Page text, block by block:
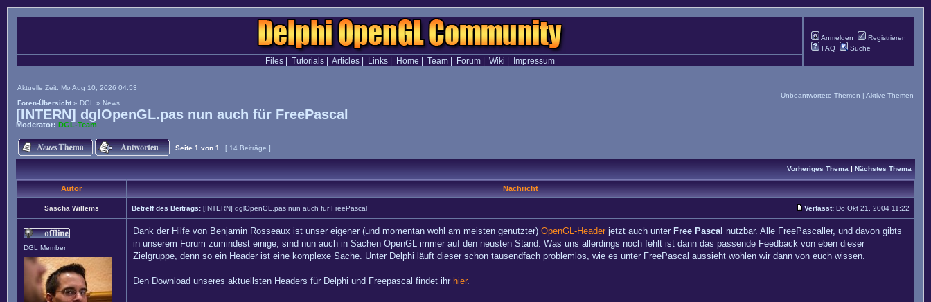
Anmelden
Registrieren
FAQ
Suche
Files| Tutorials| Articles| Links| Home Team| Forum| Wiki Impressum
Aktuelle Zeit: Mo Aug 10, 2026 04:53
Foren-Übersicht » DGL » News
Unbeantwortete Themen | Aktive Themen
[INTERN] dglOpenGL.pas nun auch für FreePascal
Moderator: DGL-Team
Seite 1 von 1 [ 14 Beiträge ]
Vorheriges Thema | Nächstes Thema
Autor Nachricht
Sascha Willems Betreff des Beitrags: [INTERN] dglOpenGL.pas nun auch für FreePascal Verfasst: Do Okt 21, 2004 11:22
DGL Member
Dank der Hilfe von Benjamin Rosseaux ist unser eigener (und momentan wohl am meisten genutzter) OpenGL-Header jetzt auch unter Free Pascal nutzbar. Alle FreePascaller, und davon gibts
in unserem Forum zumindest einige, sind nun auch in Sachen OpenGL immer auf den neusten Stand. Was uns allerdings noch fehlt ist dann das passende Feedback von eben dieser
Zielgruppe, denn so ein Header ist eine komplexe Sache. Unter Delphi läuft dieser schon tausendfach problemlos, wie es unter FreePascal aussieht wohlen wir dann von euch wissen.
Den Download unseres aktuellsten Headers für Delphi und Freepascal findet ihr hier.